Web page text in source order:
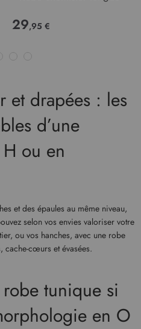
29,95 €
et drapées : les
d’une
ou en
et des épaules au même niveau,
selon vos envies valoriser votre
ou vos hanches, avec une robe
cache-cœurs et évasées.
tunique si
en O